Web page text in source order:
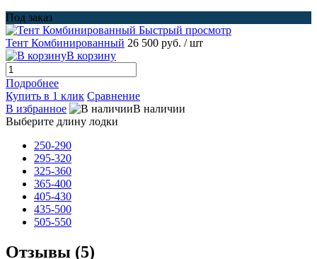
Под заказ
Быстрый просмотр
Тент Комбинированный 26 500 руб. / шт
В корзину
Подробнее
Купить в 1 клик Сравнение
В избранное
В наличии
Выберите длину лодки
250-290
295-320
325-360
365-400
405-430
435-500
505-550
Отзывы (5)